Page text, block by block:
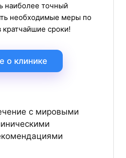
наиболее точный
необходимые меры по
сроки!
о клинике
с мировыми